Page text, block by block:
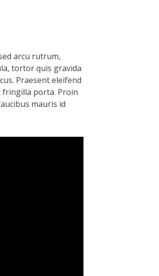
arcu rutrum,
tortor quis gravida
Praesent eleifend
fringilla porta. Proin
mauris id